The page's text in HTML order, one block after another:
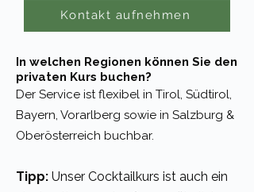
Kontakt aufnehmen
In welchen Regionen können Sie den
privaten Kurs buchen?
Der Service ist flexibel in Tirol, Südtirol,
Bayern, Vorarlberg sowie in Salzburg &
Oberösterreich buchbar.
Tipp: Unser Cocktailkurs ist auch ein